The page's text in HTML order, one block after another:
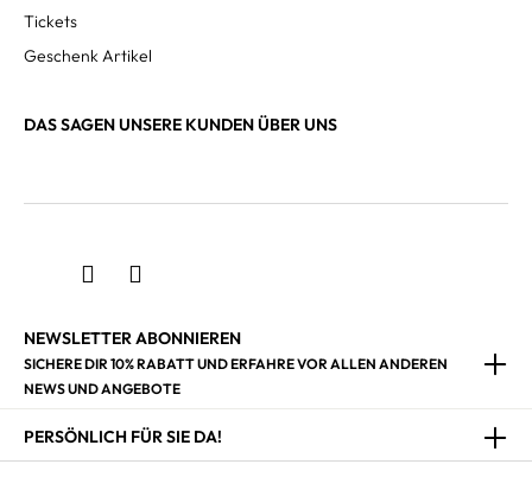
Tickets
Geschenk Artikel
DAS SAGEN UNSERE KUNDEN ÜBER UNS
NEWSLETTER ABONNIEREN
SICHERE DIR 10% RABATT UND ERFAHRE VOR ALLEN ANDEREN
NEWS UND ANGEBOTE
PERSÖNLICH FÜR SIE DA!